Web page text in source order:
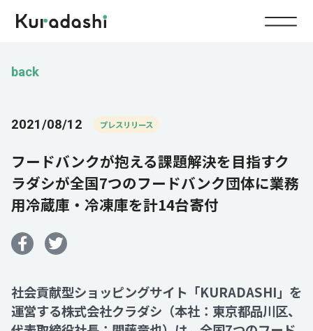
Top
Service
Food
Energy
Impact
Company
News
back
2021/08/12 プレスリリース
フードバンクが抱える課題解決を目指すク
ラダシが全国7つのフードバンク団体に業務
用冷蔵庫・冷凍庫を計14台寄付
社会貢献型ショッピングサイト「KURADASHI」を
運営する株式会社クラダシ（本社：東京都品川区、